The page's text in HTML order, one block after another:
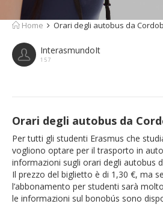
Home Orari degli autobus da
InterasmundoIt
157
Orari degli autobus da
Per tutti gli studenti Erasmus che
vogliono optare per il trasporto in
informazioni sugli orari degli autobus
Il prezzo del biglietto è di 1,30 €, ma
l’abbonamento per studenti sarà
le informazioni sul bonobús sono